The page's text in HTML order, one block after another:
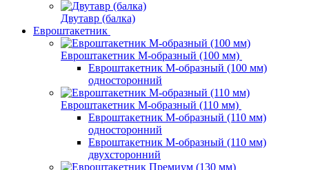
Двутавр (балка)
Евроштакетник
Евроштакетник М-образный (100 мм)
Евроштакетник М-образный (100 мм)
односторонний
Евроштакетник М-образный (110 мм)
Евроштакетник М-образный (110 мм)
односторонний
Евроштакетник М-образный (110 мм)
двухсторонний